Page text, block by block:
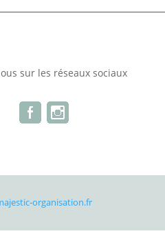
sur les réseaux sociaux
organisation.fr